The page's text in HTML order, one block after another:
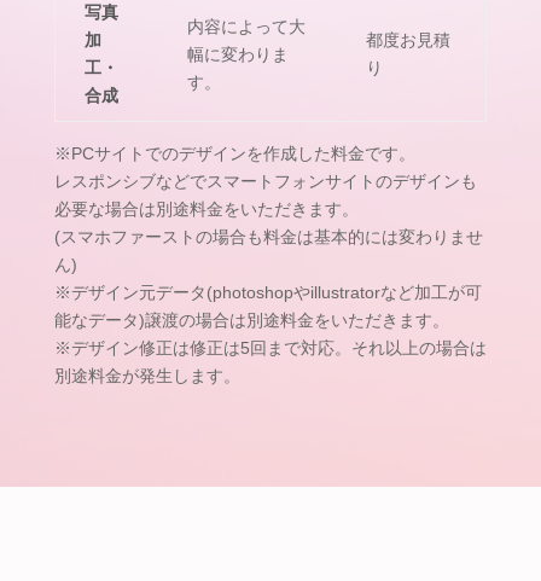
写真
加
工・
合成
内容によって大
幅に変わりま
す。
都度お見積
り
※PCサイトでのデザインを作成した料金です。
レスポンシブなどでスマートフォンサイトのデザインも
必要な場合は別途料金をいただきます。
(スマホファーストの場合も料金は基本的には変わりませ
ん)
※デザイン元データ(photoshopやillustratorなど加工が可
能なデータ)譲渡の場合は別途料金をいただきます。
※デザイン修正は修正は5回まで対応。それ以上の場合は
別途料金が発生します。